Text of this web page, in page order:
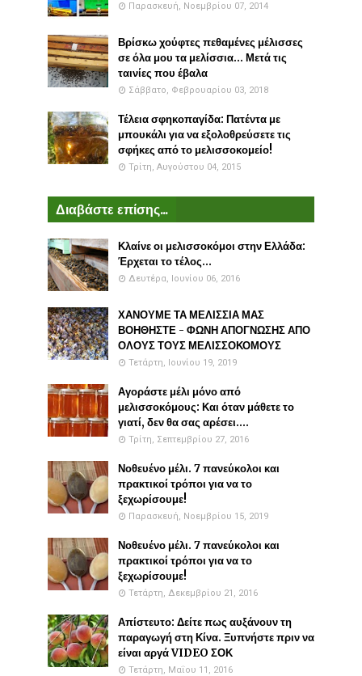
Παρασκευή, Νοεμβρίου 07, 2014
Βρίσκω χούφτες πεθαμένες μέλισσες
σε όλα μου τα μελίσσια... Μετά τις
ταινίες που έβαλα
Σάββατο, Φεβρουαρίου 03, 2018
Τέλεια σφηκοπαγίδα: Πατέντα με
μπουκάλι για να εξολοθρεύσετε τις
σφήκες από το μελισσοκομείο!
Τρίτη, Αυγούστου 04, 2015
Διαβάστε επίσης...
Κλαίνε οι μελισσοκόμοι στην Ελλάδα:
Έρχεται το τέλος...
Δευτέρα, Ιουνίου 06, 2016
ΧΑΝΟΥΜΕ ΤΑ ΜΕΛΙΣΣΙΑ ΜΑΣ
ΒΟΗΘΗΣΤΕ - ΦΩΝΗ ΑΠΟΓΝΩΣΗΣ ΑΠΟ
ΟΛΟΥΣ ΤΟΥΣ ΜΕΛΙΣΣΟΚΟΜΟΥΣ
Τετάρτη, Ιουνίου 19, 2019
Αγοράστε μέλι μόνο από
μελισσοκόμους: Και όταν μάθετε το
γιατί, δεν θα σας αρέσει....
Τρίτη, Σεπτεμβρίου 27, 2016
Νοθευένο μέλι. 7 πανεύκολοι και
πρακτικοί τρόποι για να το
ξεχωρίσουμε!
Παρασκευή, Νοεμβρίου 15, 2019
Νοθευένο μέλι. 7 πανεύκολοι και
πρακτικοί τρόποι για να το
ξεχωρίσουμε!
Τετάρτη, Δεκεμβρίου 21, 2016
Απίστευτο: Δείτε πως αυξάνουν τη
παραγωγή στη Κίνα. Ξυπνήστε πριν να
είναι αργά VIDEO ΣΟΚ
Τετάρτη, Μαΐου 11, 2016